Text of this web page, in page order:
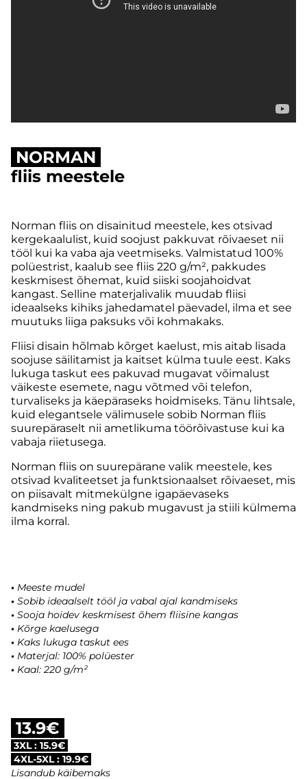
NORMAN
fliis meestele
Norman fliis on disainitud meestele, kes otsivad
kergekaalulist, kuid soojust pakkuvat rõivaeset nii
tööl kui ka vaba aja veetmiseks. Valmistatud 100%
polüestrist, kaalub see fliis 220 g/m², pakkudes
keskmisest õhemat, kuid siiski soojahoidvat
kangast. Selline materjalivalik muudab fliisi
ideaalseks kihiks jahedamatel päevadel, ilma et see
muutuks liiga paksuks või kohmakaks.
Fliisi disain hõlmab kõrget kaelust, mis aitab lisada
soojuse säilitamist ja kaitset külma tuule eest. Kaks
lukuga taskut ees pakuvad mugavat võimalust
väikeste esemete, nagu võtmed või telefon,
turvaliseks ja käepäraseks hoidmiseks. Tänu lihtsale,
kuid elegantsele välimusele sobib Norman fliis
suurepäraselt nii ametlikuma töörõivastuse kui ka
vabaja riietusega.
Norman fliis on suurepärane valik meestele, kes
otsivad kvaliteetset ja funktsionaalset rõivaeset, mis
on piisavalt mitmekülgne igapäevaseks
kandmiseks ning pakub mugavust ja stiili külmema
ilma korral.
• Meeste mudel
• Sobib ideaalselt tööl ja vabal ajal kandmiseks
• Sooja hoidev keskmisest õhem fliisine kangas
• Kõrge kaelusega
• Kaks lukuga taskut ees
• Materjal: 100% polüester
• Kaal: 220 g/m²
13.9€
3XL : 15.9€
4XL-5XL : 19.9€
Lisandub käibemaks